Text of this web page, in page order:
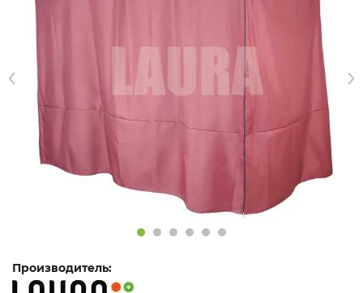
Производитель: